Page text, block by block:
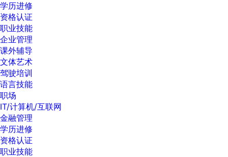
学历进修
资格认证
职业技能
企业管理
课外辅导
文体艺术
驾驶培训
语言技能
职场
IT/计算机/互联网
金融管理
学历进修
资格认证
职业技能